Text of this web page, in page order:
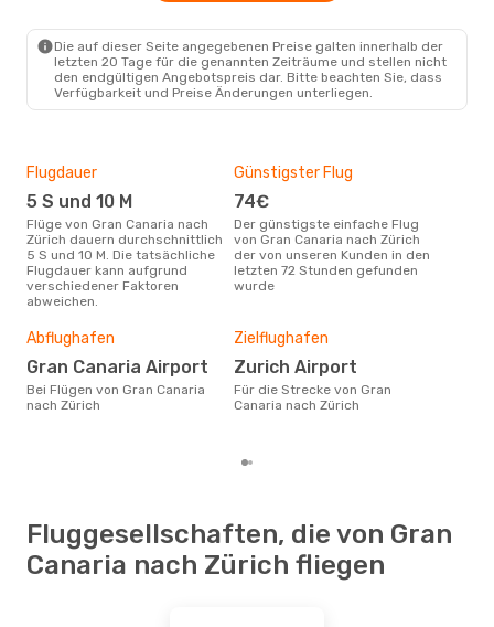
Die auf dieser Seite angegebenen Preise galten innerhalb der
letzten 20 Tage für die genannten Zeiträume und stellen nicht
den endgültigen Angebotspreis dar. Bitte beachten Sie, dass
Verfügbarkeit und Preise Änderungen unterliegen.
Flugdauer
5 S und 10 M
Flüge von Gran Canaria nach
Zürich dauern durchschnittlich
5 S und 10 M. Die tatsächliche
Flugdauer kann aufgrund
verschiedener Faktoren
abweichen.
Günstigster Flug
74€
Der günstigste einfache Flug
von Gran Canaria nach Zürich
der von unseren Kunden in den
letzten 72 Stunden gefunden
wurde
Abflughafen
Gran Canaria Airport
Bei Flügen von Gran Canaria
nach Zürich
Zielflughafen
Zurich Airport
Für die Strecke von Gran
Canaria nach Zürich
Fluggesellschaften, die von Gran
Canaria nach Zürich fliegen